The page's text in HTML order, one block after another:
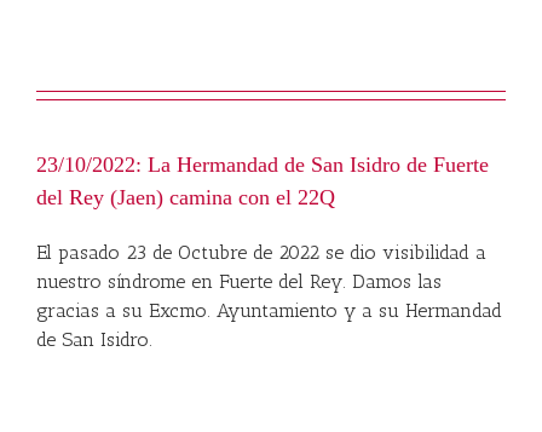
23/10/2022: La Hermandad de San Isidro de Fuerte
del Rey (Jaen) camina con el 22Q
El pasado 23 de Octubre de 2022 se dio visibilidad a
nuestro síndrome en Fuerte del Rey. Damos las
gracias a su Excmo. Ayuntamiento y a su Hermandad
de San Isidro.